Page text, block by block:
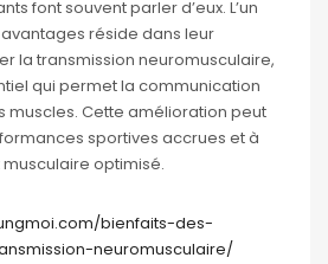
font souvent parler d’eux. L’un
réside dans leur
la transmission neuromusculaire,
qui permet la communication
muscles. Cette amélioration peut
sportives accrues et à
optimisé.
bienfaits-des-
neuromusculaire/